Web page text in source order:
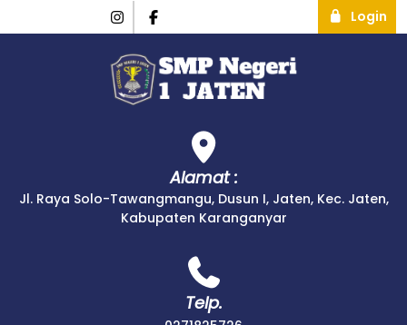
Login
Alamat :
Jl. Raya Solo-Tawangmangu, Dusun I, Jaten, Kec. Jaten,
Kabupaten Karanganyar
Telp.